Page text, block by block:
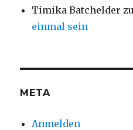
Timika Batchelder zu
einmal sein
META
Anmelden